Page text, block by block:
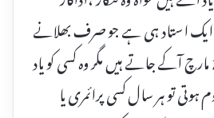
استاد ہی ہے جو صرف بھلانے
کے لیے ہے ۔۔کئی23 مارچ آکے جاتے ہیں مگر وہ کسی کو یاد
ہوتی تو ہر سال کسی پرائمری یا